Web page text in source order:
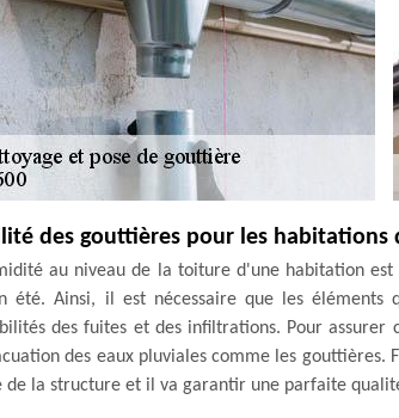
des gouttières pour les habitations
au niveau de la toiture d'une habitation
été. Ainsi, il est nécessaire que les
des fuites et des infiltrations. Pour
des eaux pluviales comme les
de la structure et il va garantir une parfaite